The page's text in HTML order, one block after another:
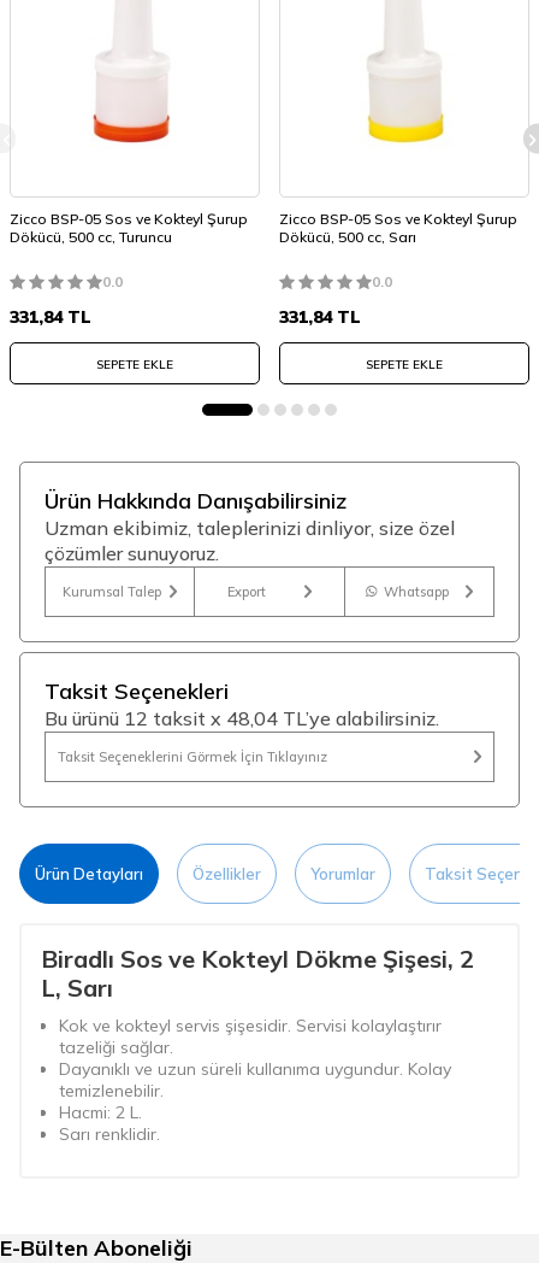
Zicco BSP-05 Sos ve Kokteyl Şurup
Dökücü, 500 cc, Turuncu
0.0
331,84TL
SEPETE EKLE
Zicco BSP-05 Sos ve Kokteyl Şurup
Dökücü, 500 cc, Sarı
0.0
331,84TL
SEPETE EKLE
Ürün Hakkında Danışabilirsiniz
Uzman ekibimiz, taleplerinizi dinliyor, size özel
çözümler sunuyoruz.
Kurumsal Talep Export Whatsapp
Taksit Seçenekleri
Bu ürünü 12 taksit x 48,04 TL’ye alabilirsiniz.
Taksit Seçeneklerini Görmek İçin Tıklayınız
Ürün Detayları Özellikler Yorumlar Taksit
Biradlı Sos ve Kokteyl Dökme Şişesi, 2
L, Sarı
Kok ve kokteyl servis şişesidir. Servisi kolaylaştırır
tazeliği sağlar.
Dayanıklı ve uzun süreli kullanıma uygundur. Kolay
temizlenebilir.
Hacmi: 2 L.
Sarı renklidir.
E-Bülten Aboneliği